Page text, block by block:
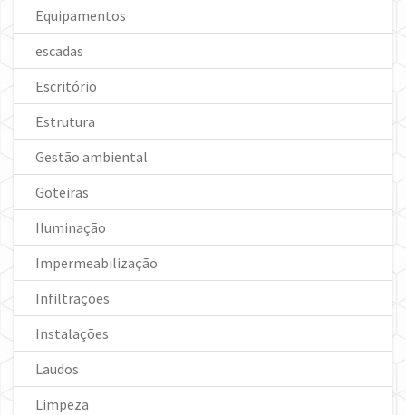
Equipamentos
escadas
Escritório
Estrutura
Gestão ambiental
Goteiras
Iluminação
Impermeabilização
Infiltrações
Instalações
Laudos
Limpeza